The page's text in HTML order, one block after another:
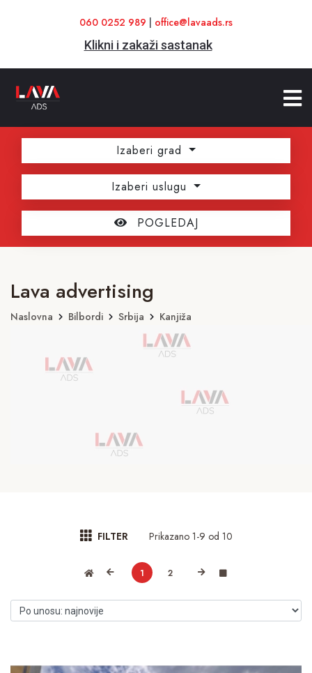
060 0252 989 office@lavaads.rs
Klikni i zakaži sastanak
Izaberi grad
Izaberi uslugu
POGLEDAJ
Lava advertising
Naslovna Bilbordi Srbija Kanjiža
FILTER Prikazano 1-9 od 10
1 2